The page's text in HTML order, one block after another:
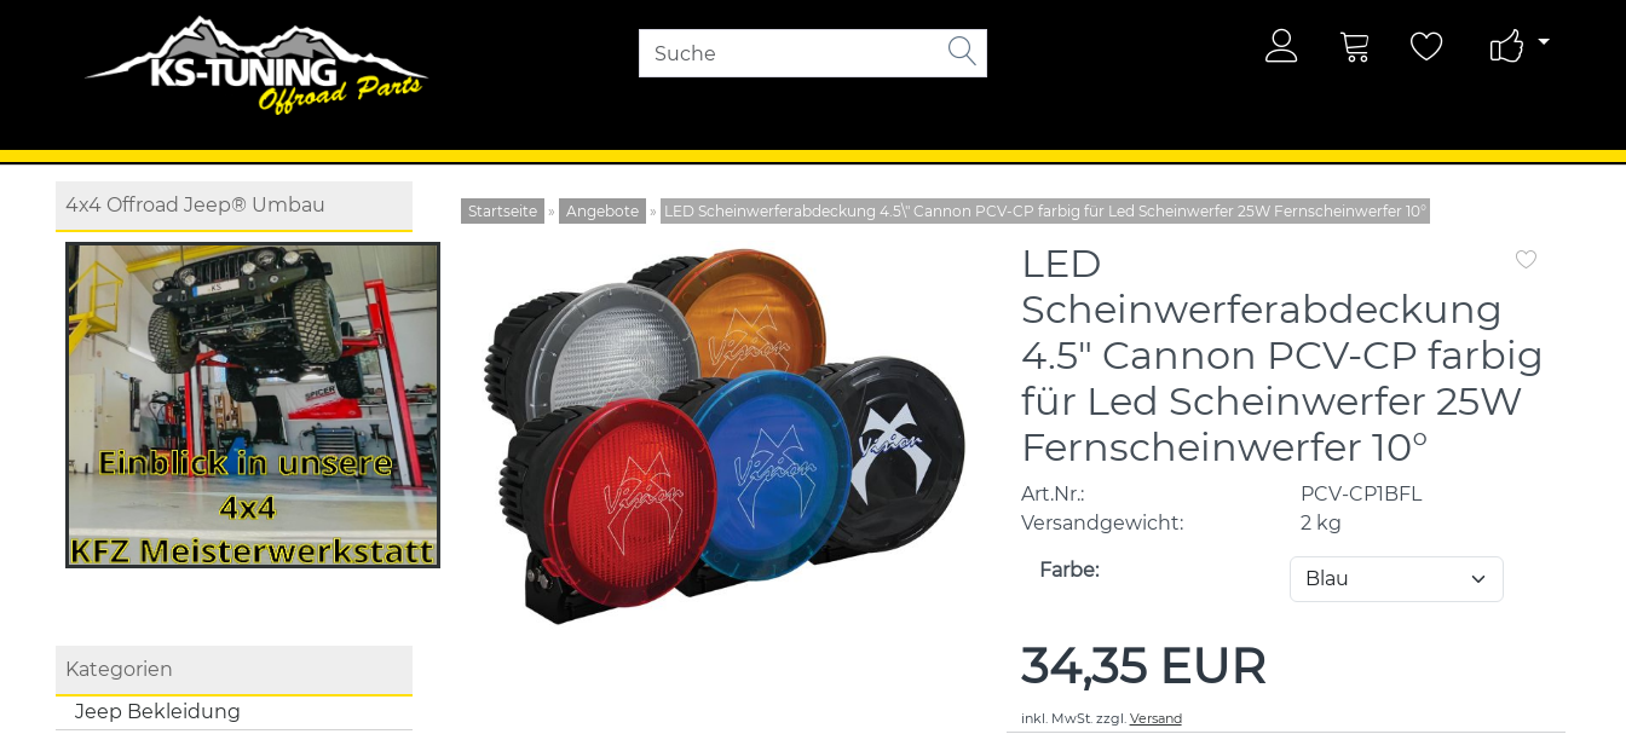
4x4 Offroad Jeep® Umbau
Kategorien
Jeep Bekleidung
Startseite » Angebote » LED Scheinwerferabdeckung 4.5\" Cannon PCV-CP farbig für Led Scheinwerfer 25W Fernscheinwerfer 10°
LED
Scheinwerferabdeckung
4.5" Cannon PCV-CP farbig
für Led Scheinwerfer 25W
Fernscheinwerfer 10°
Art.Nr.:
PCV-CP1BFL
Versandgewicht:
2kg
Farbe:
34,35 EUR
inkl. MwSt.zzgl. Versand